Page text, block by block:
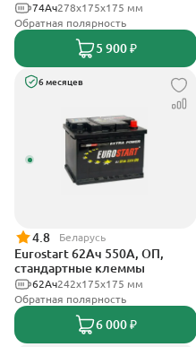
278х175х175 мм
74Ач
Обратная полярность
5 900 ₽
6 месяцев
4.8 Беларусь
Eurostart 62Ач 550А, ОП,
стандартные клеммы
242х175х175 мм
62Ач
Обратная полярность
6 000 ₽